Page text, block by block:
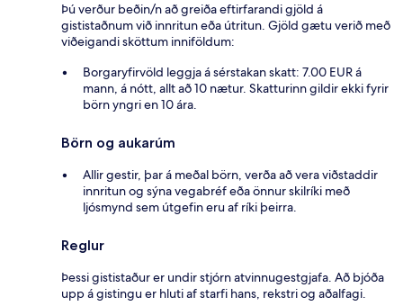
Þú verður beðin/n að greiða eftirfarandi gjöld á
gististaðnum við innritun eða útritun. Gjöld gætu verið með
viðeigandi sköttum inniföldum:
Borgaryfirvöld leggja á sérstakan skatt: 7.00 EUR á
mann, á nótt, allt að 10 nætur. Skatturinn gildir ekki fyrir
börn yngri en 10 ára.
Börn og aukarúm
Allir gestir, þar á meðal börn, verða að vera viðstaddir
innritun og sýna vegabréf eða önnur skilríki með
ljósmynd sem útgefin eru af ríki þeirra.
Reglur
Þessi gististaður er undir stjórn atvinnugestgjafa. Að bjóða
upp á gistingu er hluti af starfi hans, rekstri og aðalfagi.